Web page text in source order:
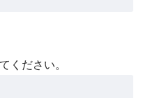
ください。